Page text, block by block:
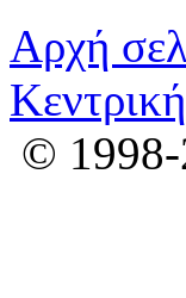
Αρχή
© 1998-